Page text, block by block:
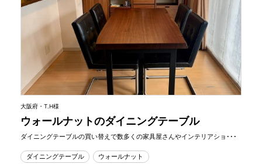
大阪府・T.H様
ウォールナットのダイニングテーブル
ダイニングテーブルの買い替えで数多くの家具屋さんやインテリアショ･･･
ダイニングテーブル ウォールナット